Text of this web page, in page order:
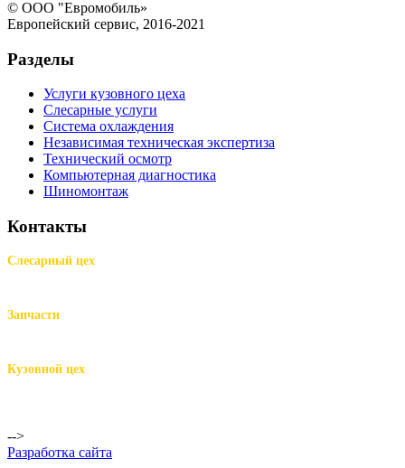
© ООО "Евромобиль»
Европейский сервис, 2016-2021
Разделы
Услуги кузовного цеха
Слесарные услуги
Система охлаждения
Независимая техническая экспертиза
Технический осмотр
Компьютерная диагностика
Шиномонтаж
Контакты
Слесарный цех
Запчасти
Кузовной цех
-->
Разработка сайта